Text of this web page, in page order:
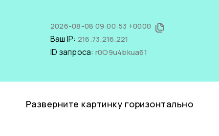
2026-08-08 09:00:53 +0000
Ваш IP: 216.73.216.221
ID запроса: r0O9u4bkua61
Разверните картинку горизонтально